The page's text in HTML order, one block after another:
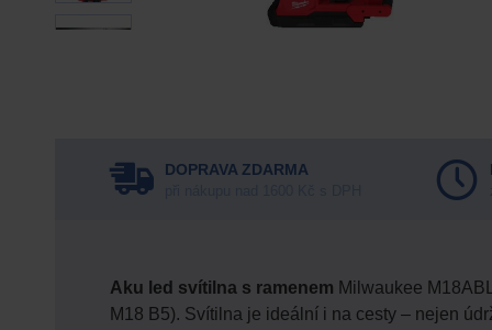
DOPRAVA ZDARMA
Aku led svítilna s ramenem Milwaukee
M18 B5). Svítilna je ideální i na cesty – nejen